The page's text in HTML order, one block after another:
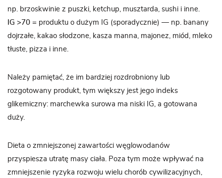
np. brzoskwinie z puszki, ketchup, musztarda, sushi i inne.
IG >70 = produktu o dużym IG (sporadycznie) — np. banany
dojrzałe, kakao słodzone, kasza manna, majonez, miód, mleko
tłuste, pizza i inne.
Należy pamiętać, że im bardziej rozdrobniony lub
rozgotowany produkt, tym większy jest jego indeks
glikemiczny: marchewka surowa ma niski IG, a gotowana
duży.
Dieta o zmniejszonej zawartości węglowodanów
przyspiesza utratę masy ciała. Poza tym może wpływać na
zmniejszenie ryzyka rozwoju wielu chorób cywilizacyjnych,